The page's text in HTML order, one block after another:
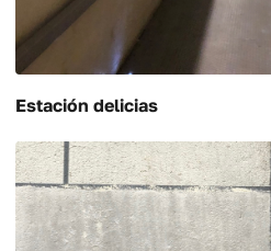
Estación delicias